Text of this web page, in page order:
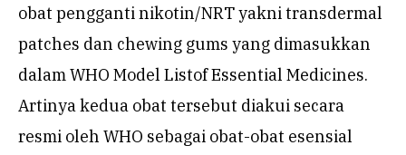
obat pengganti nikotin/NRT yakni transdermal
patches dan chewing gums yang dimasukkan
dalam WHO Model Listof Essential Medicines.
Artinya kedua obat tersebut diakui secara
resmi oleh WHO sebagai obat-obat esensial